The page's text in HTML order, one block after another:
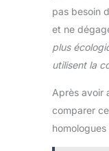
pas besoin
et ne
plus
utilisent la
Après avoir
comparer